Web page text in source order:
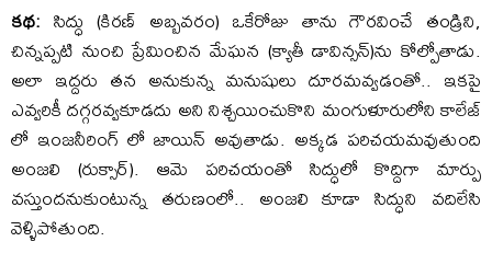
కథ: సిద్ధు (కిరణ్ అబ్బవరం) ఒకేరోజు తాను గౌరవించే తండ్రిని,
చిన్నప్పటి నుంచి ప్రేమించిన మేఘన (క్యాతీ డావిన్సన్)ను కోల్పోతాడు.
అలా ఇద్దరు తన అనుకున్న మనుషులు దూరమవ్వడంతో.. ఇకపై
ఎవ్వరికీ దగ్గరవ్వకూడదు అని నిశ్చయించుకొని మంగుళూరులోని కాలేజ్
లో ఇంజనీరింగ్ లో జాయిన్ అవుతాడు. అక్కడ పరిచయమవుతుంది
అంజలి (రుక్సార్). ఆమె పరిచయంతో సిద్ధులో కొద్దిగా మార్పు
వస్తుందనుకుంటున్న తరుణంలో.. అంజలి కూడా సిద్ధుని వదిలేసి
వెళ్ళిపోతుంది.